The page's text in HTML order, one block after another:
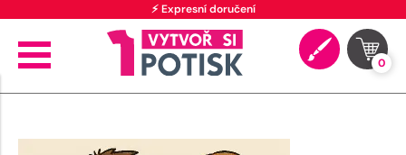
⚡ Expresní doručení
0